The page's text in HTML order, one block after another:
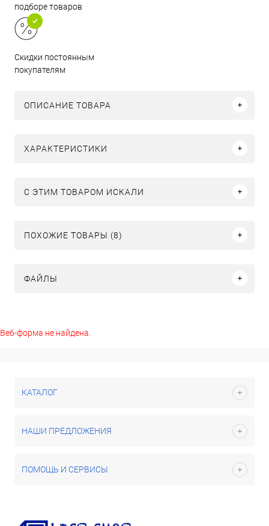
подборе товаров
Скидки постоянным
покупателям
ОПИСАНИЕ ТОВАРА
ХАРАКТЕРИСТИКИ
C ЭТИМ ТОВАРОМ ИСКАЛИ
ПОХОЖИЕ ТОВАРЫ (8)
ФАЙЛЫ
Веб-форма не найдена.
КАТАЛОГ
НАШИ ПРЕДЛОЖЕНИЯ
ПОМОЩЬ И СЕРВИСЫ